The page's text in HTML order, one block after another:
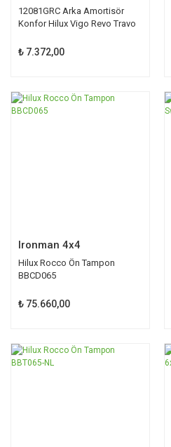
12081GRC Arka Amortisör
Konfor Hilux Vigo Revo Travo
₺ 7.372,00
Ironman 4x4
Hilux Rocco Ön Tampon
BBCD065
₺ 75.660,00